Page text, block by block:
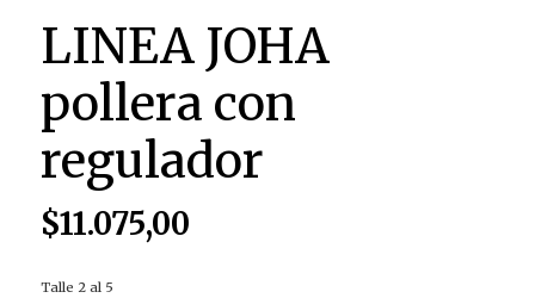
LINEA JOHA
pollera con
regulador
$11.075,00
Talle 2 al 5